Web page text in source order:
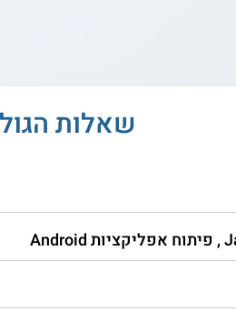
קורס MCPD - אינטלקט אקדמון
שאלות